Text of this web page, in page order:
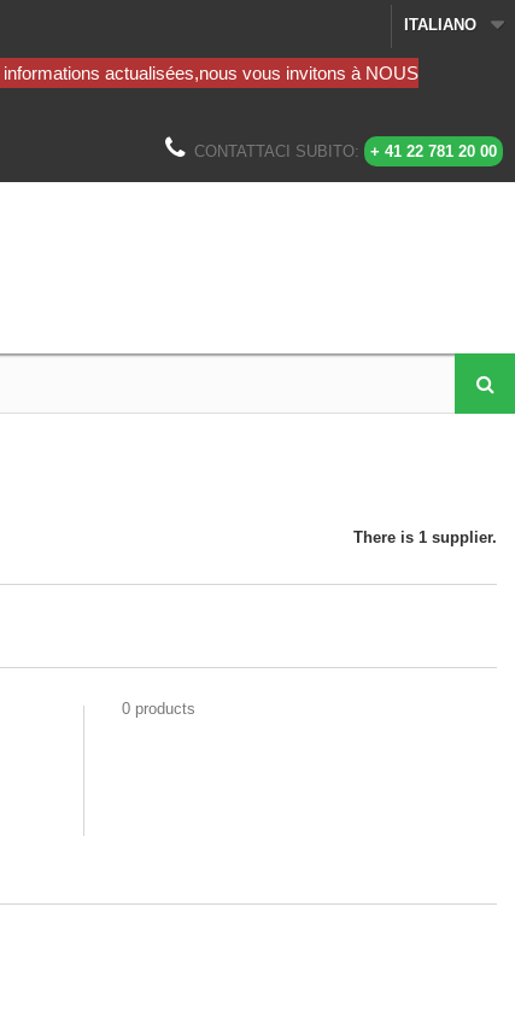
ITALIANO
CONTATTACI SUBITO: + 41 22 781 20 00
There is 1 supplier.
0 products